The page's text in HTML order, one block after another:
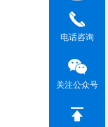
电话咨询
关注公众号